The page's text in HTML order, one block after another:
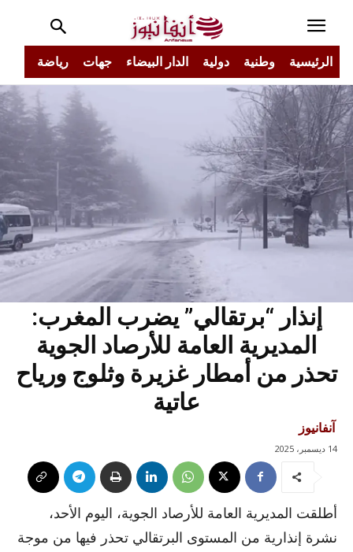
الرئيسية وطنية دولية الدار البيضاء جهات رياضة
إنذار “برتقالي” يضرب المغرب:
المديرية العامة للأرصاد الجوية
تحذر من أمطار غزيرة وثلوج ورياح
عاتية
آنفانيوز
14 ديسمبر، 2025
أطلقت المديرية العامة للأرصاد الجوية، اليوم الأحد،
نشرة إنذارية من المستوى البرتقالي تحذر فيها من موجة